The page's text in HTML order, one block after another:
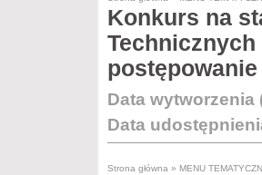
Konkurs na
Data wytworzenia
Data
Strona główna » MENU